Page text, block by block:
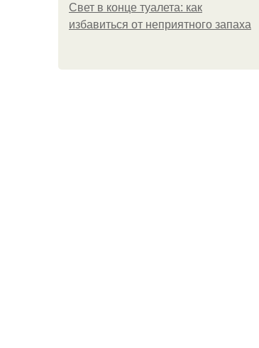
Свет в конце туалета: как
избавиться от неприятного запаха